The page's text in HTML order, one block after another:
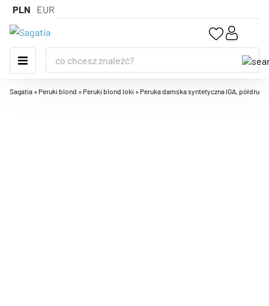
PLN EUR
Sagatia » Peruki blond » Peruki blond loki » Peruka damska syntetyczna IGA,